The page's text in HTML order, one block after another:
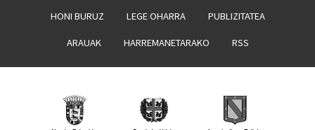
HONI BURUZ LEGE OHARRA PUBLIZITATEA
ARAUAK HARREMANETARAKO RSS